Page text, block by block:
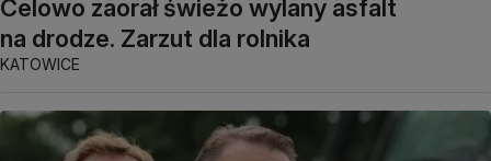
Celowo zaorał świeżo wylany asfalt
na drodze. Zarzut dla rolnika
KATOWICE